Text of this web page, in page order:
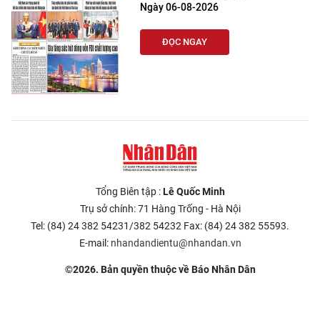
CHƯƠNG TRÌNH OCOP - MỖI XÃ
MỘT SẢN PHẨM
RADIO
MEDIA CENTER
Media Chính trị
Media Kinh tế
Media Văn hóa
Ngày 06-08-2026
ĐỌC NGAY
Tổng Biên tập :Lê Quốc Minh
Trụ sở chính: 71 Hàng Trống - Hà Nội
Tel: (84) 24 382 54231/382 54232 Fax: (84) 24 382 55593.
E-mail: nhandandientu@nhandan.vn
©2026. Bản quyền thuộc về Báo Nhân Dân